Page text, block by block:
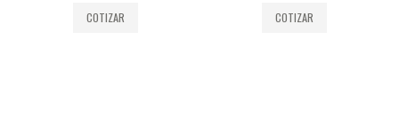
COTIZAR COTIZAR